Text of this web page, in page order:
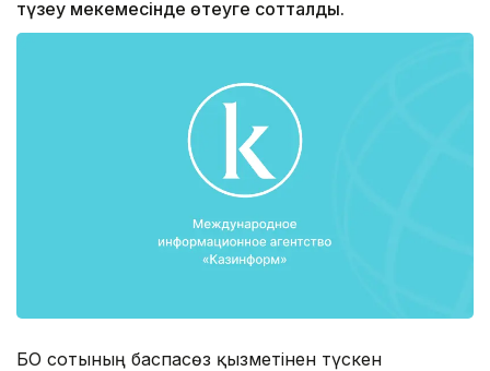
түзеу мекемесінде өтеуге сотталды.
БҚО сотының баспасөз қызметінен түскен